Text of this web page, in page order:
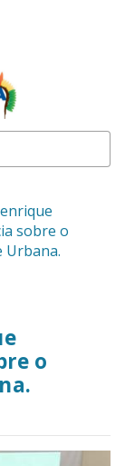
sobre o
Urbana.
o